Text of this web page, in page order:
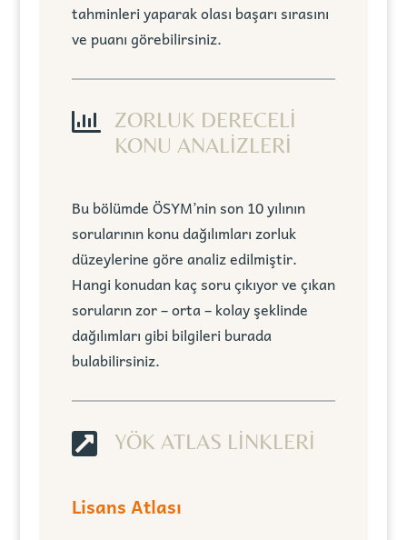
tahminleri yaparak olası başarı sırasını
ve puanı görebilirsiniz.

ZORLUK DERECELİ
KONU ANALİZLERİ
Bu bölümde ÖSYM’nin son 10 yılının
sorularının konu dağılımları zorluk
düzeylerine göre analiz edilmiştir.
Hangi konudan kaç soru çıkıyor ve çıkan
soruların zor – orta – kolay şeklinde
dağılımları gibi bilgileri burada
bulabilirsiniz.
 YÖK ATLAS LİNKLERİ
Lisans Atlası